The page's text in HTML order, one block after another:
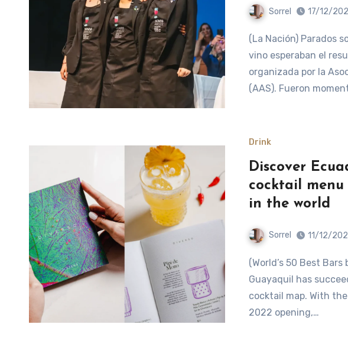
Sorrel 17/12/
(La Nación) Parados sobre el escenario, los profesionales del
vino esperaban el
organizada por la
(AAS). Fueron
Drink
Discover
cocktail
in the world
Sorrel 11/12/
(World’s 50 Best Bars blog) The team behind Juliana in
Guayaquil has
cocktail map. With
2022 opening,…